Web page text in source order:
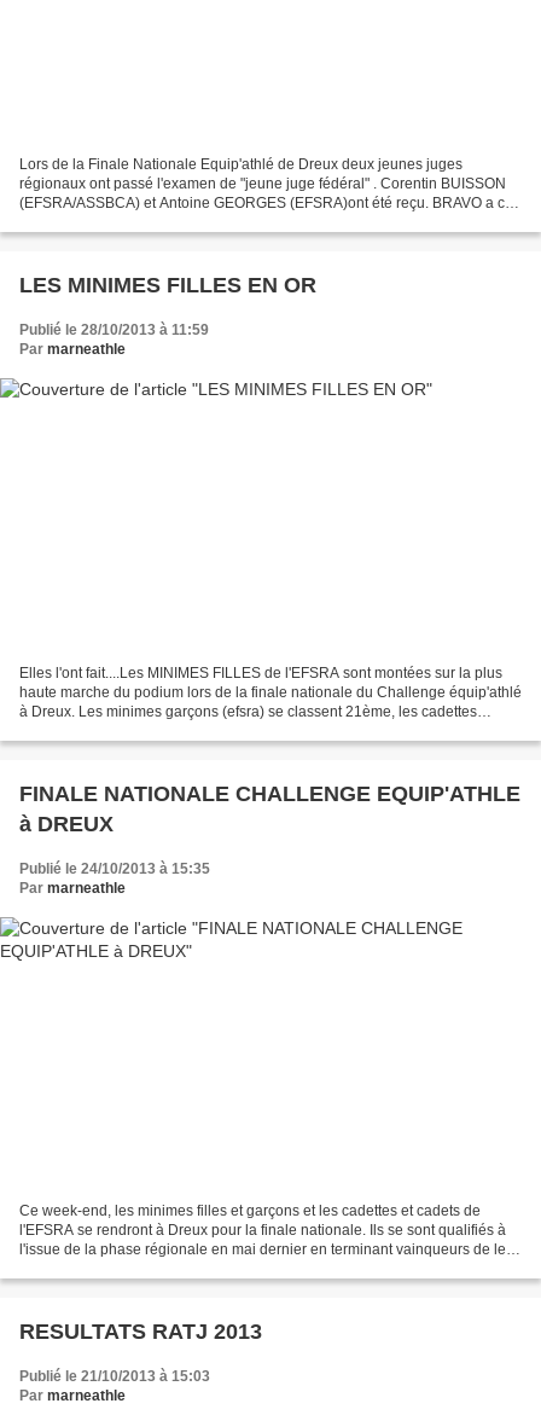
Lors de la Finale Nationale Equip'athlé de Dreux deux jeunes juges
régionaux ont passé l'examen de "jeune juge fédéral" . Corentin BUISSON
(EFSRA/ASSBCA) et Antoine GEORGES (EFSRA)ont été reçu. BRAVO a ces
LES MINIMES FILLES EN OR
Publié le 28/10/2013 à 11:59
Par marneathle
Elles l'ont fait....Les MINIMES FILLES de l'EFSRA sont montées sur la plus
haute marche du podium lors de la finale nationale du Challenge équip'athlé
à Dreux. Les minimes garçons (efsra) se classent 21ème, les cadettes
FINALE NATIONALE CHALLENGE EQUIP'ATHLE
à DREUX
Publié le 24/10/2013 à 15:35
Par marneathle
Ce week-end, les minimes filles et garçons et les cadettes et cadets de
l'EFSRA se rendront à Dreux pour la finale nationale. Ils se sont qualifiés à
l'issue de la phase régionale en mai dernier en terminant vainqueurs de leur
RESULTATS RATJ 2013
Publié le 21/10/2013 à 15:03
Par marneathle